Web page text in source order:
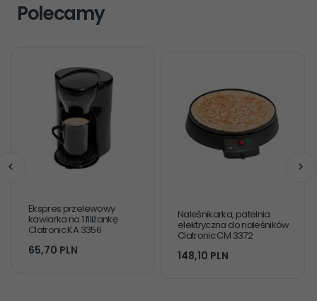
Polecamy
Ekspres przelewowy
kawiarka na 1 filiżankę
Clatronic KA 3356
65,70 PLN
Naleśnikarka, patelnia
elektryczna do naleśników
Clatronic CM 3372
148,10 PLN